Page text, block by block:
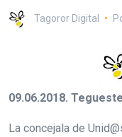
Tagoror Digital
09.06.2018. Tegueste
La concejala de